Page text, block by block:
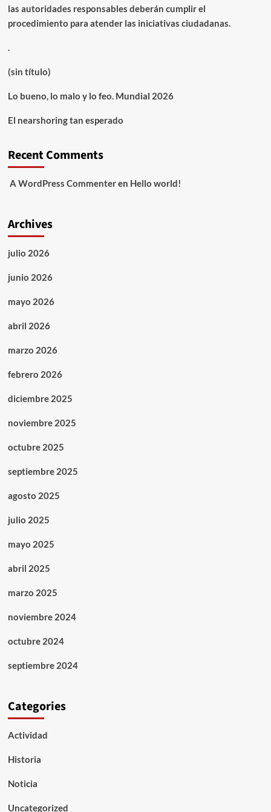
las autoridades responsables deberán cumplir el
procedimiento para atender las iniciativas ciudadanas.
.
(sin título)
Lo bueno, lo malo y lo feo. Mundial 2026
El nearshoring tan esperado
Recent Comments
A WordPress Commenteren Hello world!
Archives
julio 2026
junio 2026
mayo 2026
abril 2026
marzo 2026
febrero 2026
diciembre 2025
noviembre 2025
octubre 2025
septiembre 2025
agosto 2025
julio 2025
mayo 2025
abril 2025
marzo 2025
noviembre 2024
octubre 2024
septiembre 2024
Categories
Actividad
Historia
Noticia
Uncategorized